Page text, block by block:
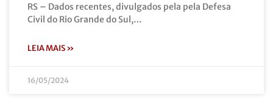
RS – Dados recentes, divulgados pela pela Defesa
Civil do Rio Grande do Sul,…
LEIA MAIS »
16/05/2024